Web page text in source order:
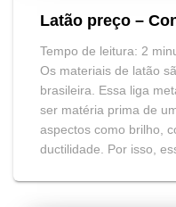
Latão preço –
Tempo de leitura: 2
Os materiais de latão
brasileira. Essa liga
ser matéria prima de
aspectos como brilho,
ductilidade. Por isso,